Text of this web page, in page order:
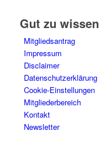
Gut zu wissen
Mitgliedsantrag
Impressum
Disclaimer
Datenschutzerklärung
Cookie-Einstellungen
Mitgliederbereich
Kontakt
Newsletter